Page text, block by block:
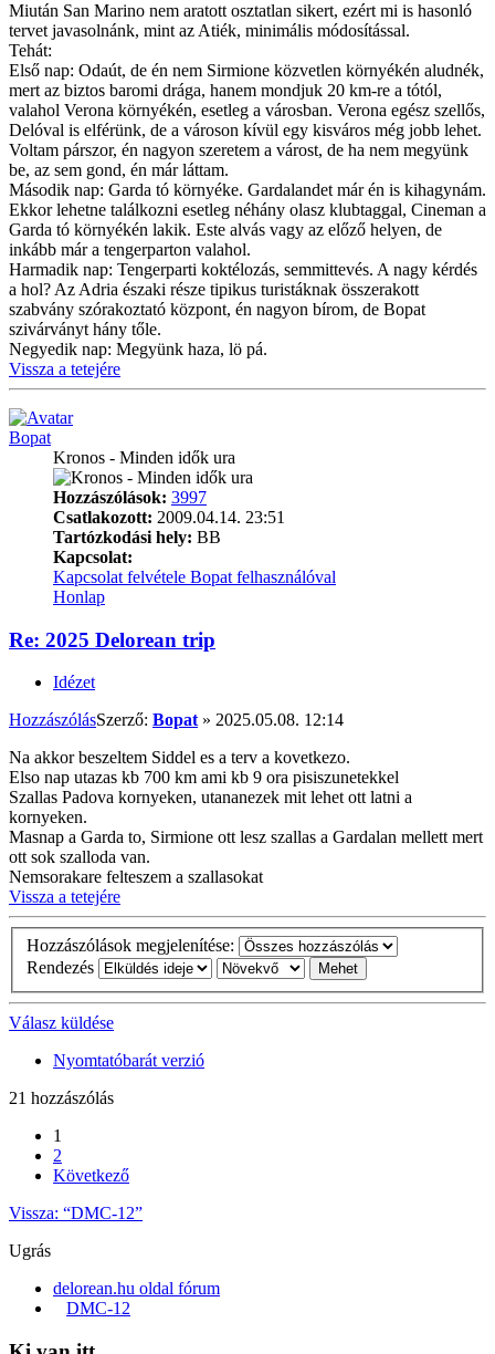
Miután San Marino nem aratott osztatlan sikert, ezért mi is hasonló
tervet javasolnánk, mint az Atiék, minimális módosítással.
Tehát:
Első nap: Odaút, de én nem Sirmione közvetlen környékén aludnék,
mert az biztos baromi drága, hanem mondjuk 20 km-re a tótól,
valahol Verona környékén, esetleg a városban. Verona egész szellős,
Delóval is elférünk, de a városon kívül egy kisváros még jobb lehet.
Voltam párszor, én nagyon szeretem a várost, de ha nem megyünk
be, az sem gond, én már láttam.
Második nap: Garda tó környéke. Gardalandet már én is kihagynám.
Ekkor lehetne találkozni esetleg néhány olasz klubtaggal, Cineman a
Garda tó környékén lakik. Este alvás vagy az előző helyen, de
inkább már a tengerparton valahol.
Harmadik nap: Tengerparti koktélozás, semmittevés. A nagy kérdés
a hol? Az Adria északi része tipikus turistáknak összerakott
szabvány szórakoztató központ, én nagyon bírom, de Bopat
szivárványt hány tőle.
Negyedik nap: Megyünk haza, lö pá.
Vissza a tetejére
Bopat
Kronos - Minden idők ura
Hozzászólások: 3997
Csatlakozott: 2009.04.14. 23:51
Tartózkodási hely: BB
Kapcsolat:
Kapcsolat felvétele Bopat felhasználóval
Honlap
Re: 2025 Delorean trip
Idézet
HozzászólásSzerző: Bopat» 2025.05.08. 12:14
Na akkor beszeltem Siddel es a terv a kovetkezo.
Elso nap utazas kb 700 km ami kb 9 ora pisiszunetekkel
Szallas Padova kornyeken, utananezek mit lehet ott latni a
kornyeken.
Masnap a Garda to, Sirmione ott lesz szallas a Gardalan mellett mert
ott sok szalloda van.
Nemsorakare felteszem a szallasokat
Vissza a tetejére
Hozzászólások megjelenítése:
Rendezés
Válasz küldése
Nyomtatóbarát verzió
21 hozzászólás
1
2
Következő
Vissza: “DMC-12”
Ugrás
delorean.hu oldal fórum
DMC-12